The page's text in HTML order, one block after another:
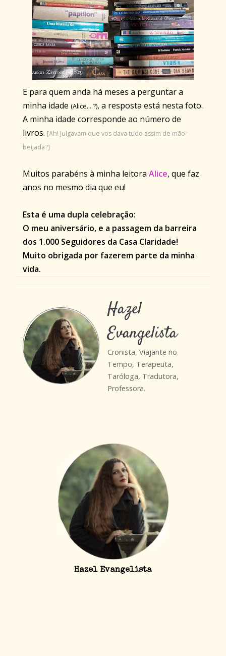
E para quem anda há meses a perguntar a
minha idade (Alice....?), a resposta está nesta foto.
A minha idade corresponde ao número de
livros. [Ah! Julgavam que vos dava tudo assim de mão-
beijada?]
Muitos parabéns à minha leitora Alice, que faz
anos no mesmo dia que eu!
Esta é uma dupla celebração:
O meu aniversário, e a passagem da barreira
dos 1.000 Seguidores da Casa Claridade!
Muito obrigada por fazerem parte da minha
vida.
Hazel
Evangelista
Cronista, Viajante no
Tempo, Terapeuta,
Taróloga, Tradutora,
Professora.
Hazel Evangelista